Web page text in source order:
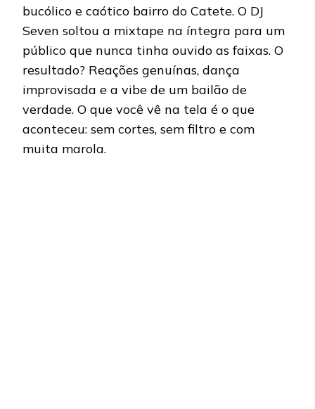
bucólico e caótico bairro do Catete. O DJ
Seven soltou a mixtape na íntegra para um
público que nunca tinha ouvido as faixas. O
resultado? Reações genuínas, dança
improvisada e a vibe de um bailão de
verdade. O que você vê na tela é o que
aconteceu: sem cortes, sem filtro e com
muita marola.